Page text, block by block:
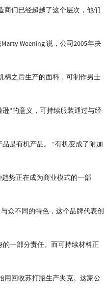
商们已经超越了这个层次，他们
Weening 说，公司2005年决
棉之后生产的面料，可制作男士
”的意义，可持续服装通过与经
是有机产品。 “有机变成了附加
势正在成为商业模式的一部
众不同的特色，这个品牌代表创
的一部分责任。而可持续材料正
用回收苏打瓶生产夹克。这家公